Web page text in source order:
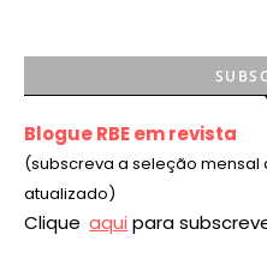
Blogue RBE em revista
(subscreva a seleção
atualizado)
Clique aqui para